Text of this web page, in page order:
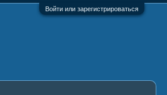
Войти или зарегистрироваться